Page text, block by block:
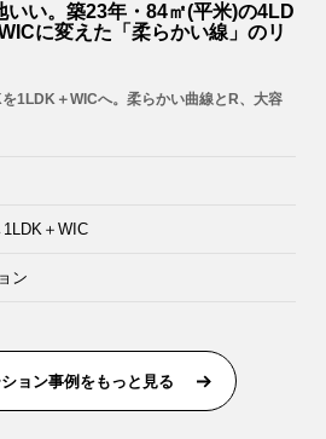
いい。築23年・84㎡(平米)の4LD
に変えた「柔らかい線」のリ
1LDK＋WICへ。柔らかい曲線とR、大容
＋WIC
ン
ョン事例をもっと見る